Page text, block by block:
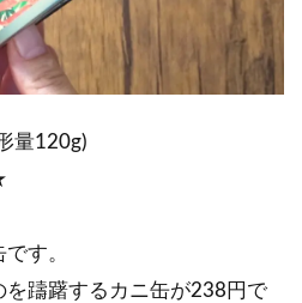
量120g)
す。
を躊躇するカニ缶が238円で